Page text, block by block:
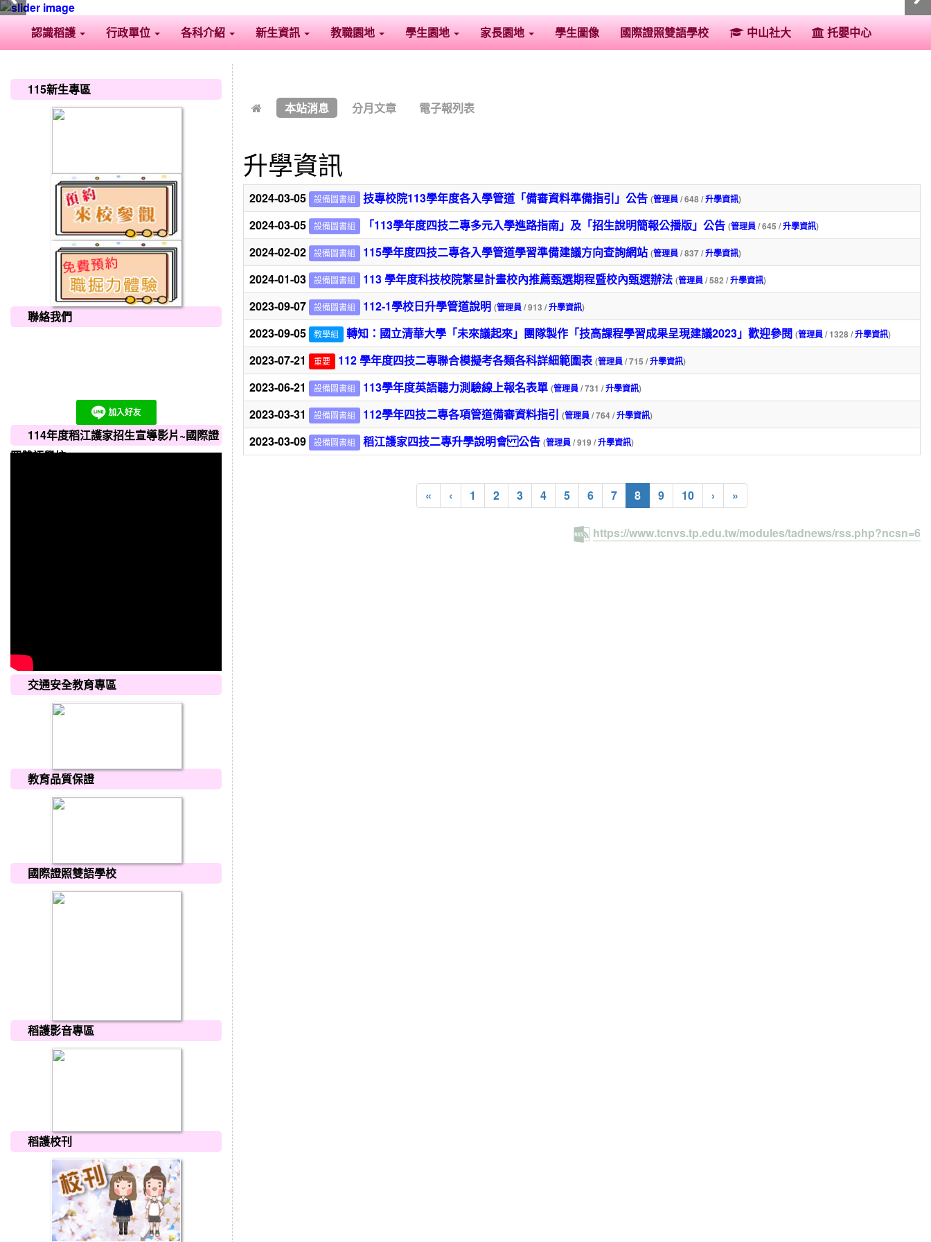
認識稻護 行政單位 各科介紹 新生資訊 教職園地 學生園地 家長園地 學生圖像 國際證照雙語學校 中山社大 托嬰中心
本站消息 分月文章 電子報列表
升學資訊
2024-03-05 設備圖書組 技專校院113學年度各入學管道「備審資料準備指引」公告 (管理員/ 648 /升學資訊)
2024-03-05 設備圖書組 「113學年度四技二專多元入學進路指南」及「招生說明簡報公播版」公告 (管理員/ 645 /升學資訊)
2024-02-02 設備圖書組 115學年度四技二專各入學管道學習準備建議方向查詢網站 (管理員/ 837 /升學資訊)
2024-01-03 設備圖書組 113 學年度科技校院繁星計畫校內推薦甄選期程暨校內甄選辦法 (管理員/ 582 /升學資訊)
2023-09-07 設備圖書組 112-1學校日升學管道說明 (管理員/ 913 /升學資訊)
2023-09-05 教學組 轉知：國立清華大學「未來議起來」團隊製作「技高課程學習成果呈現建議2023」歡迎參閱 (管理員/ 1328 /升學資訊)
2023-07-21 重要 112 學年度四技二專聯合模擬考各類各科詳細範圍表 (管理員/ 715 /升學資訊)
2023-06-21 設備圖書組 113學年度英語聽力測驗線上報名表單 (管理員/ 731 /升學資訊)
2023-03-31 設備圖書組 112學年四技二專各項管道備審資料指引 (管理員/ 764 /升學資訊)
2023-03-09 設備圖書組 稻江護家四技二專升學說明會 公告 (管理員/ 919 /升學資訊)
« ‹ 1 2 3 4 5 6 7 8(current)
9 10 › »
https://www.tcnvs.tp.edu.tw/modules/tadnews/rss.php?ncsn=6
115新生專區
聯絡我們
114年度稻江護家招生宣導影片~國際證
照雙語學校
交通安全教育專區
教育品質保證
國際證照雙語學校
稻護影音專區
稻護校刊